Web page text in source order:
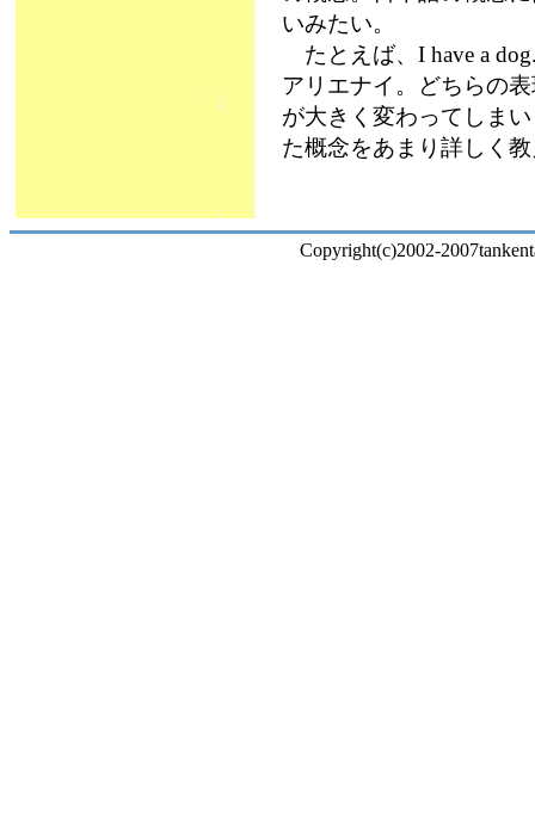
いみたい。
たとえば、I have a
アリエナイ。どちらの
が大きく変わってしま
た概念をあまり詳しく
Copyright(c)2002-